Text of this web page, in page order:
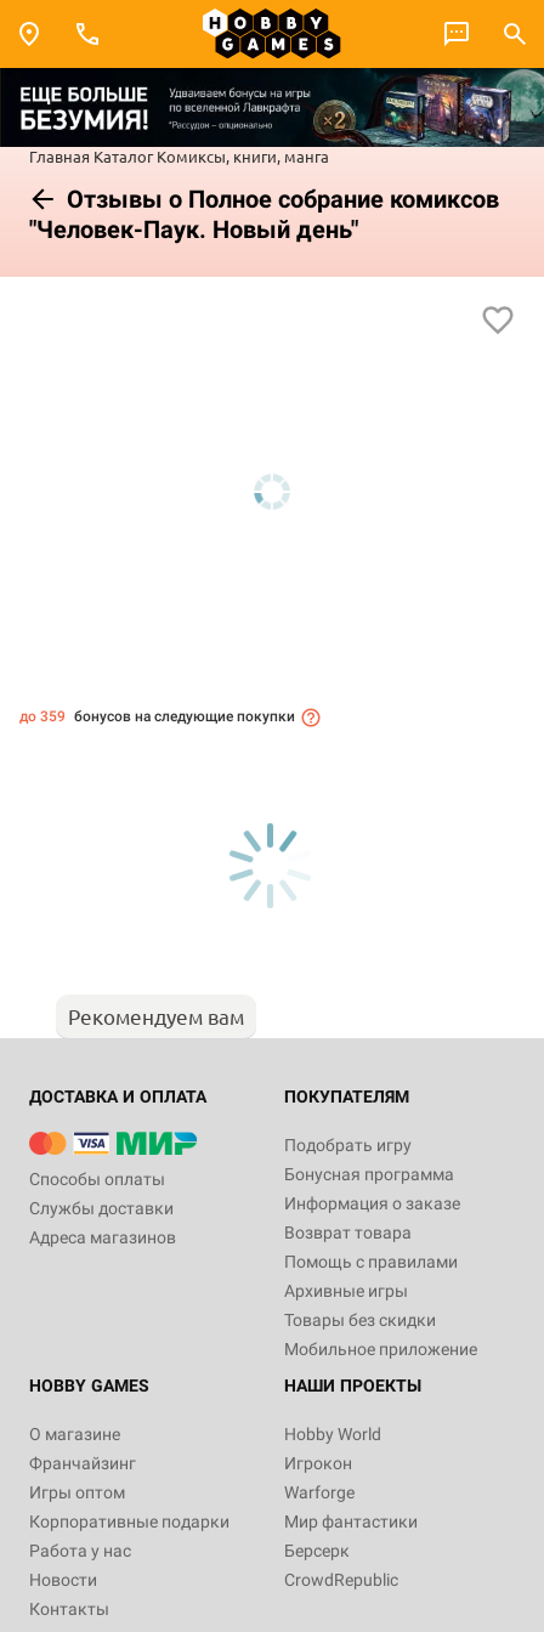
Главная Каталог Комиксы, книги, манга
Отзывы о Полное собрание комиксов
"Человек-Паук. Новый день"
до 359 бонусов на следующие покупки
Рекомендуем вам
ДОСТАВКА И ОПЛАТА
Способы оплаты
Службы доставки
Адреса магазинов
ПОКУПАТЕЛЯМ
Подобрать игру
Бонусная программа
Информация о заказе
Возврат товара
Помощь с правилами
Архивные игры
Товары без скидки
Мобильное приложение
HOBBY GAMES
О магазине
Франчайзинг
Игры оптом
Корпоративные подарки
Работа у нас
Новости
Контакты
НАШИ ПРОЕКТЫ
Hobby World
Игрокон
Warforge
Мир фантастики
Берсерк
CrowdRepublic